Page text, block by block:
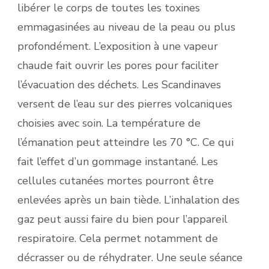
libérer le corps de toutes les toxines
emmagasinées au niveau de la peau ou plus
profondément. L’exposition à une vapeur
chaude fait ouvrir les pores pour faciliter
l’évacuation des déchets. Les Scandinaves
versent de l’eau sur des pierres volcaniques
choisies avec soin. La température de
l’émanation peut atteindre les 70 °C. Ce qui
fait l’effet d’un gommage instantané. Les
cellules cutanées mortes pourront être
enlevées après un bain tiède. L’inhalation des
gaz peut aussi faire du bien pour l’appareil
respiratoire. Cela permet notamment de
décrasser ou de réhydrater. Une seule séance